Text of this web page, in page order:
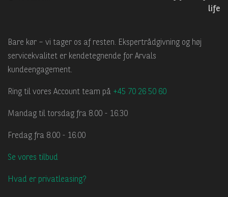
life
Bare kør – vi tager os af resten. Ekspertrådgivning og høj
servicekvalitet er kendetegnende for Arvals
kundeengagement.
Ring til vores Account team på +45 70 26 50 60
Mandag til torsdag fra 8.00 - 16.30
Fredag fra 8.00 - 16.00
Se vores tilbud
Hvad er privatleasing?